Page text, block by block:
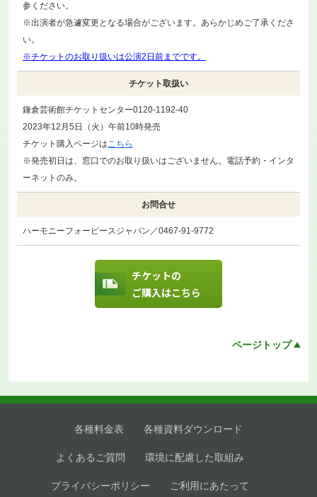
チケットの
ご購入はこちら
参ください。
※出演者が急遽変更となる場合がございます。あらかじめご了承くださ
い。
※チケットのお取り扱いは公演2日前までです。
チケット取扱い
鎌倉芸術館チケットセンター0120-1192-40
2023年12月5日（火）午前10時発売
チケット購入ページはこちら
※発売初日は、窓口でのお取り扱いはございません。電話予約・インタ
ーネットのみ。
お問合せ
ハーモニーフォーピースジャパン／0467-91-9772
ページトップ
各種料金表 各種資料ダウンロード
よくあるご質問 環境に配慮した取組み
プライバシーポリシー ご利用にあたって